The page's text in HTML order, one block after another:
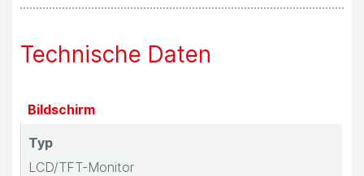
Technische Daten
Bildschirm
Typ
LCD/TFT-Monitor
v
i
L